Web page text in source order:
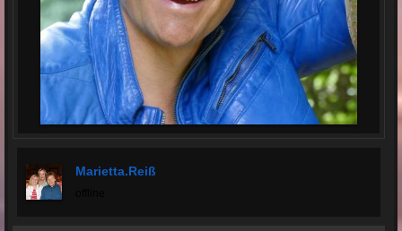
Marietta.reiß